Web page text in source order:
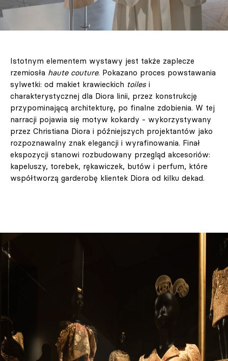
Istotnym elementem wystawy jest także zaplecze
rzemiosła haute couture. Pokazano proces powstawania
sylwetki: od makiet krawieckich toiles i
charakterystycznej dla Diora linii, przez konstrukcję
przypominającą architekturę, po finalne zdobienia. W tej
narracji pojawia się motyw kokardy - wykorzystywany
przez Christiana Diora i późniejszych projektantów jako
rozpoznawalny znak elegancji i wyrafinowania. Finał
ekspozycji stanowi rozbudowany przegląd akcesoriów:
kapeluszy, torebek, rękawiczek, butów i perfum, które
współtworzą garderobę klientek Diora od kilku dekad.